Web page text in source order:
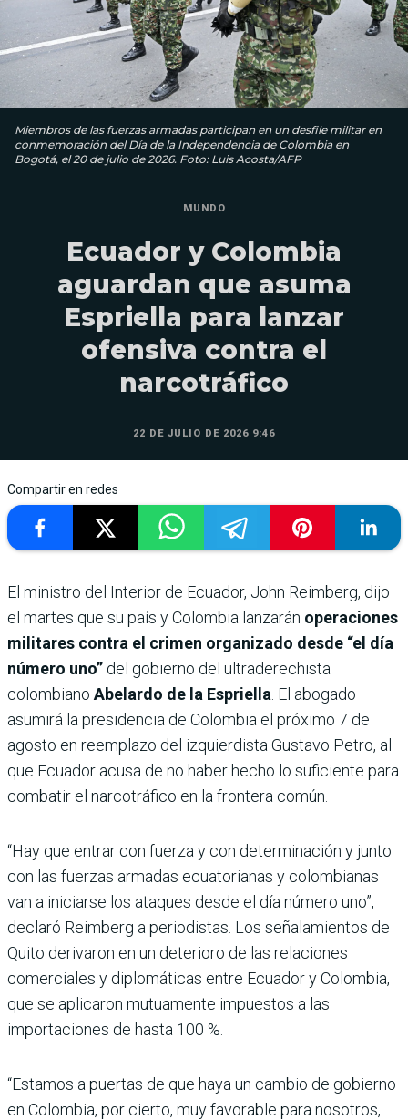
Miembros de las fuerzas armadas participan en un desfile militar en
conmemoración del Día de la Independencia de Colombia en
Bogotá, el 20 de julio de 2026. Foto: Luis Acosta/AFP
MUNDO
Ecuador y Colombia
aguardan que asuma
Espriella para lanzar
ofensiva contra el
narcotráfico
22 DE JULIO DE 2026 9:46
Compartir en redes
El ministro del Interior de Ecuador, John Reimberg, dijo
el martes que su país y Colombia lanzarán operaciones
militares contra el crimen organizado desde “el día
número uno” del gobierno del ultraderechista
colombiano Abelardo de la Espriella . El abogado
asumirá la presidencia de Colombia el próximo 7 de
agosto en reemplazo del izquierdista Gustavo Petro, al
que Ecuador acusa de no haber hecho lo suficiente para
combatir el narcotráfico en la frontera común.
“Hay que entrar con fuerza y con determinación y junto
con las fuerzas armadas ecuatorianas y colombianas
van a iniciarse los ataques desde el día número uno”,
declaró Reimberg a periodistas. Los señalamientos de
Quito derivaron en un deterioro de las relaciones
comerciales y diplomáticas entre Ecuador y Colombia,
que se aplicaron mutuamente impuestos a las
importaciones de hasta 100 %.
“Estamos a puertas de que haya un cambio de gobierno
en Colombia, por cierto, muy favorable para nosotros,